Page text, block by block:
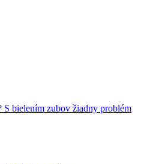
S bielením zubov žiadny problém